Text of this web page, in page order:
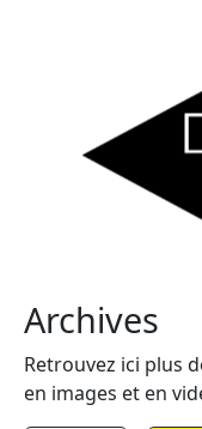
Archives
Retrouvez ici plus
en images et en